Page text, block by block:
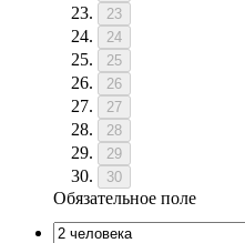
23
24
25
26
27
28
29
30
Обязательное поле